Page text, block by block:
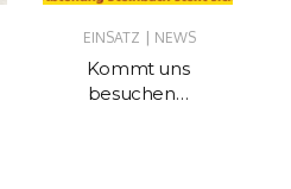
EINSATZ | NEWS
Kommt uns
besuchen…